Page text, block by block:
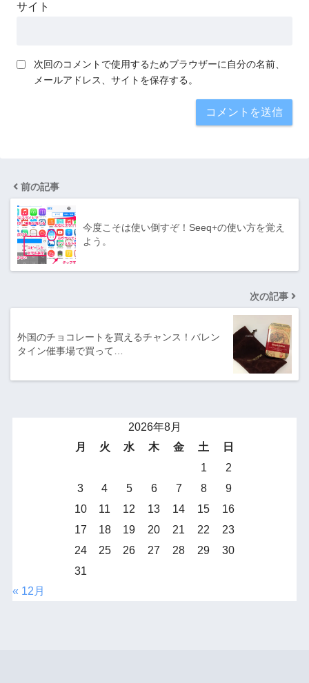
サイト
次回のコメントで使用するためブラウザーに自分の名前、
メールアドレス、サイトを保存する。
前の記事
今度こそは使い倒すぞ！Seeq+の使い方を覚え
よう。
次の記事
外国のチョコレートを買えるチャンス！バレン
タイン催事場で買って…
2026年8月
月
火 水 木 金 土
日
1
2
3
4 5 6 7 8
9
10
11 12 13 14 15
16
17
18 19 20 21 22
23
24
25 26 27 28 29
30
31
« 12月